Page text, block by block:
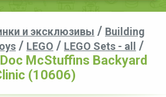
и эксклюзивы / Building
/ LEGO / LEGO Sets - all
/
Doc McStuffins Backyard
(10606)